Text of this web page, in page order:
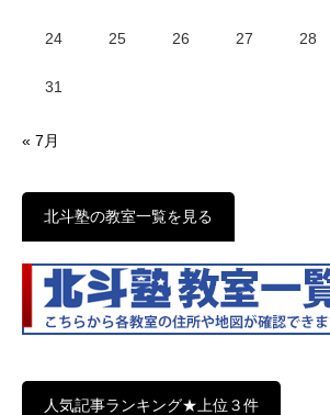
24 25 26 27 28
31
« 7月
北斗塾の教室一覧を見る
人気記事ランキング★上位３件